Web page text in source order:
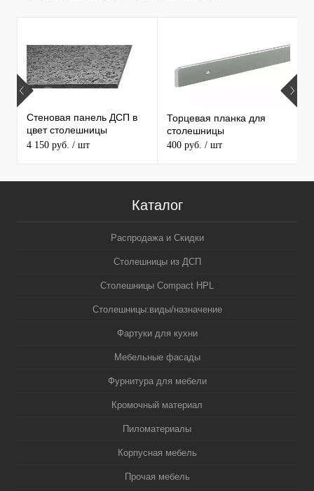
ПРОДАВАЕМЫЕ ТОВАРЫ
Стеновая панель ДСП в
цвет столешницы
MAERSS
4 150 руб. / шт
Торцевая планка для
столешницы
400 руб. / шт
Каталог
Распродажа и Скидки
Столешницы из ДСП
Столешницы Compact HPL
Столешницы:виды/назначение
Фартуки для кухни
Мебельные фасады
Фурнитура для мебели
Кромочный материал
Пиломатериалы
Корпусная мебель
Прочая мебель